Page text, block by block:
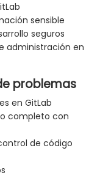
sensible
seguros
administración en
problemas
en GitLab
completo con
de código